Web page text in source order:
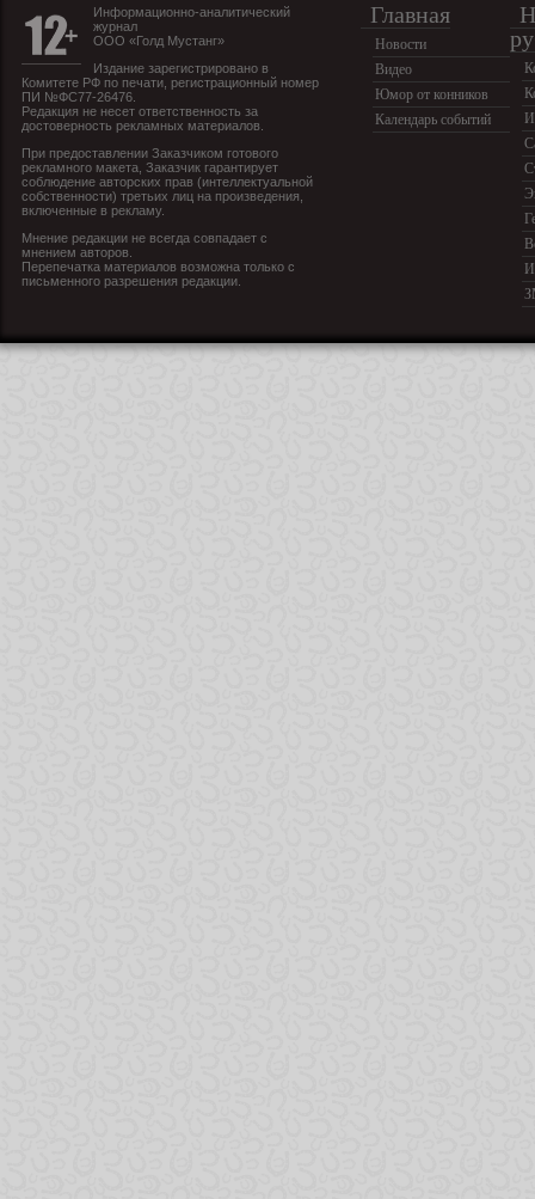
Информационно-аналитический
журнал
ООО «Голд Мустанг»
Издание зарегистрировано в
Комитете РФ по печати, регистрационный номер
ПИ №ФС77-26476.
Редакция не несет ответственность за
достоверность рекламных материалов.
При предоставлении Заказчиком готового
рекламного макета, Заказчик гарантирует
соблюдение авторских прав (интеллектуальной
собственности) третьих лиц на произведения,
включенные в рекламу.
Мнение редакции не всегда совпадает с
мнением авторов.
Перепечатка материалов возможна только с
письменного разрешения редакции.
Главная
Новости
Видео
Юмор от конников
Календарь событий